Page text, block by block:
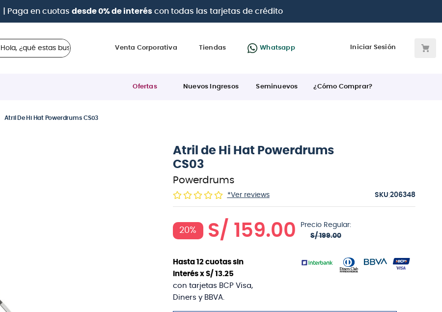
Paga conhasta 12 cuotas sin interesescon tarjetasBCP Visa, Diners, BBVA e Interbank
estas buscando?
Venta Corporativa Tiendas Whatsapp Iniciar Sesión
Ofertas Nuevos Ingresos Seminuevos ¿Cómo Comprar?
Atril De Hi Hat Powerdrums CS03
Atril de Hi Hat Powerdrums
CS03
Powerdrums
*Ver reviews :206348
20% S/ 159.00
Precio Regular:
S/ 199.00
Hasta 12cuotas sin
interés x S/ 13.25
con tarjetas BCP Visa,
Diners y BBVA.